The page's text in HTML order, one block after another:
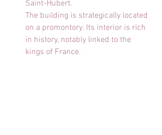
Saint-Hubert.
The building is strategically located
on a promontory. Its interior is rich
in history, notably linked to the
kings of France.